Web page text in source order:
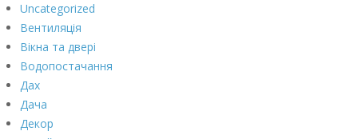
Uncategorized
Вентиляція
Вікна та двері
Водопостачання
Дах
Дача
Декор